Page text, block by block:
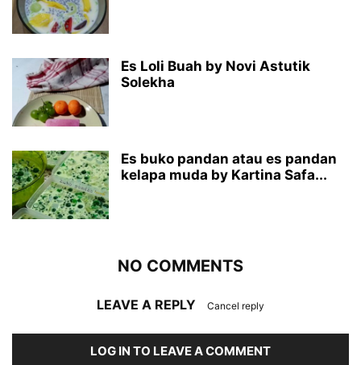
Es Loli Buah by Novi Astutik
Solekha
Es buko pandan atau es pandan
kelapa muda by Kartina Safa...
NO COMMENTS
LEAVE A REPLY Cancel reply
LOG IN TO LEAVE A COMMENT